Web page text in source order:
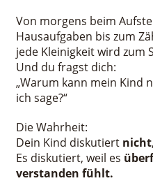
Von morgens beim
Hausaufgaben bis zum
jede Kleinigkeit wird zum
Und du fragst dich:
„Warum kann mein Kind
ich sage?“
Die Wahrheit:
Dein Kind diskutiert nicht
Es diskutiert, weil es
verstanden fühlt.